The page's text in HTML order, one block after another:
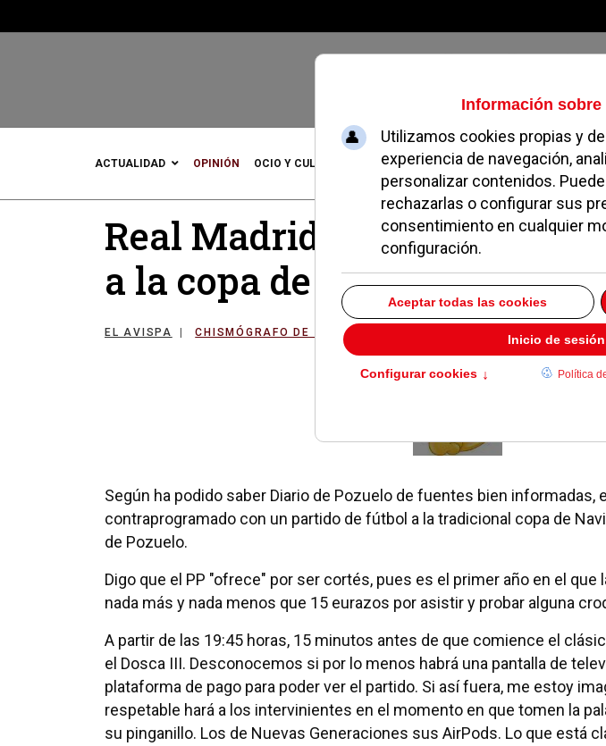
Sábado, 08 de
ACTUALIDAD OPINIÓN OCIO Y CULTURA DEPORTES MADRID NOROESTE
Real Madrid y Barça
a la copa de Navidad del PP
EL AVISPA CHISMÓGRAFO DE POZUELO 18 DICIEMBRE 2019
Según ha podido saber Diario de Pozuelo de fuentes bien informadas,
contraprogramado con un partido de fútbol a la tradicional copa de
de Pozuelo.
Digo que el PP "ofrece" por ser cortés, pues es el primer año en el que
nada más y nada menos que 15 eurazos por asistir y probar alguna
A partir de las 19:45 horas, 15 minutos antes de que comience el
el Dosca III. Desconocemos si por lo menos habrá una pantalla de
plataforma de pago para poder ver el partido. Si así fuera, me estoy
respetable hará a los intervinientes en el momento en que tomen la
su pinganillo. Los de Nuevas Generaciones sus AirPods. Lo que está